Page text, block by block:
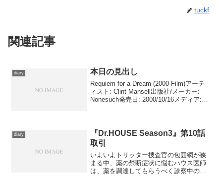
tuckf
関連記事
diary 本日の見出し
Requiem for a Dream (2000 Film)アーテ
ィスト: Clint Mansell出版社/メーカー:
Nonesuch発売日: 2000/10/16メディア:
diary
『Dr.HOUSE Season3』第10話
取引
いよいよトリッター捜査官の包囲網が狭
まる中、薬の禁断症状に悩むハウス医師
は、薬を調達してもらうべく診察中のカ